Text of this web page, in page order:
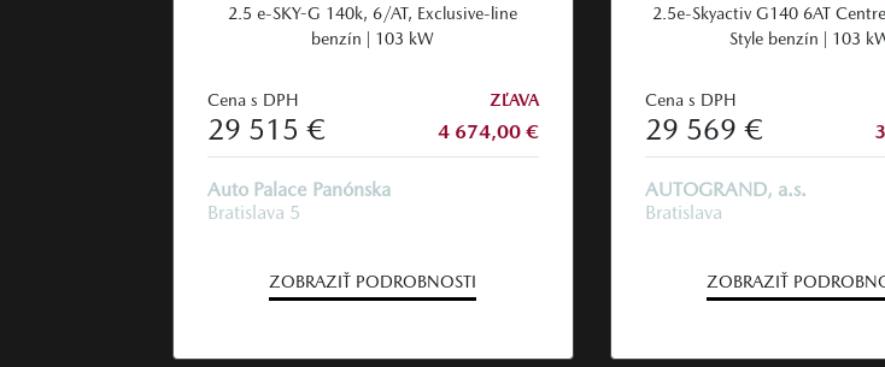
2.5 e-SKY-G 140k, 6/AT, Exclusive-line
benzín | 103 kW
Cena s DPH
29 515 €
ZĽAVA
4 674,00 €
Auto Palace Panónska
Bratislava 5
ZOBRAZIŤ PODROBNOSTI
2.5e-Skyactiv G140 6AT
Style benzín | 103
Cena s DPH
29 569 €
AUTOGRAND, a.s.
Bratislava
ZOBRAZIŤ